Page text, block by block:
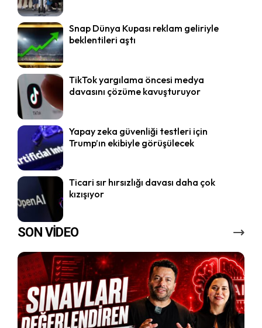
Snap Dünya Kupası reklam geliriyle
beklentileri aştı
TikTok yargılama öncesi medya
davasını çözüme kavuşturuyor
Yapay zeka güvenliği testleri için
Trump’ın ekibiyle görüşülecek
Ticari sır hırsızlığı davası daha çok
kızışıyor
SON VİDEO